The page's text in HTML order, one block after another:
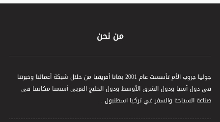
من نحن
جوليا جروب الأم تأسست عام 2001 بغانا أفريقيا من خلال شبكة أعمالنا وخبرتنا
في دول آسيا ودول الشرق الأوسط ودول الخليج العربي أسسنا مكانتنا في
صناعة السياحة والسفر في تركيا اسطنبول .